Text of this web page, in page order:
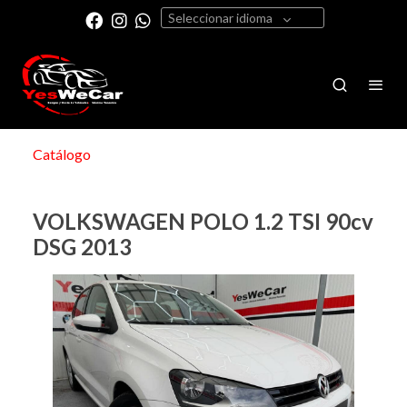
Seleccionar idioma
Catálogo
VOLKSWAGEN POLO 1.2 TSI 90cv
DSG 2013